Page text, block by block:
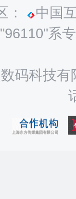
：
中国
系
码科技有